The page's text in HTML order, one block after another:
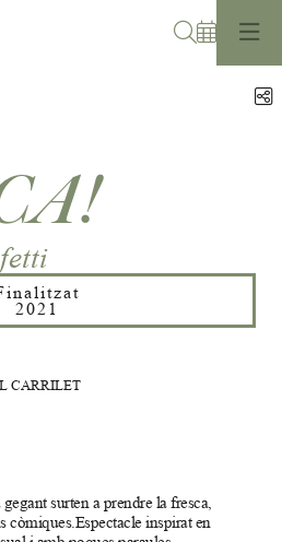
2021
CARRILET
surten a prendre la fresca,
còmiques.Espectacle inspirat en